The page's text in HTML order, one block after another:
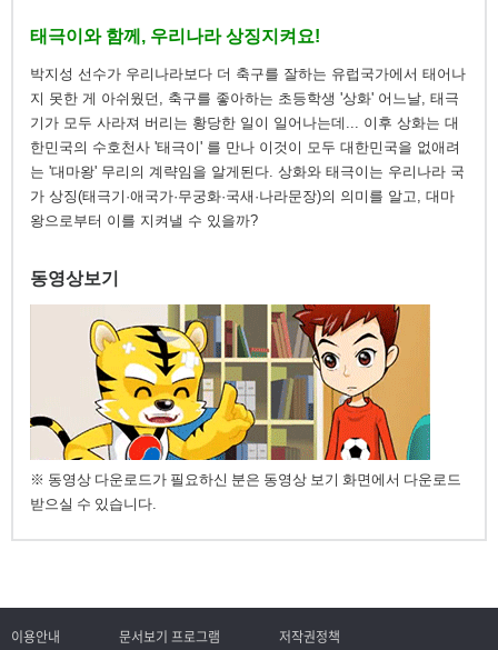
태극이와 함께, 우리나라 상징지켜요!
박지성 선수가 우리나라보다 더 축구를 잘하는 유럽국가에서 태어나
지 못한 게 아쉬웠던, 축구를 좋아하는 초등학생 '상화' 어느날, 태극
기가 모두 사라져 버리는 황당한 일이 일어나는데... 이후 상화는 대
한민국의 수호천사 '태극이' 를 만나 이것이 모두 대한민국을 없애려
는 '대마왕' 무리의 계략임을 알게된다. 상화와 태극이는 우리나라 국
가 상징(태극기·애국가·무궁화·국새·나라문장)의 의미를 알고, 대마
왕으로부터 이를 지켜낼 수 있을까?
동영상보기
※ 동영상 다운로드가 필요하신 분은 동영상 보기 화면에서 다운로드
받으실 수 있습니다.
이용안내 문서보기 프로그램 저작권정책